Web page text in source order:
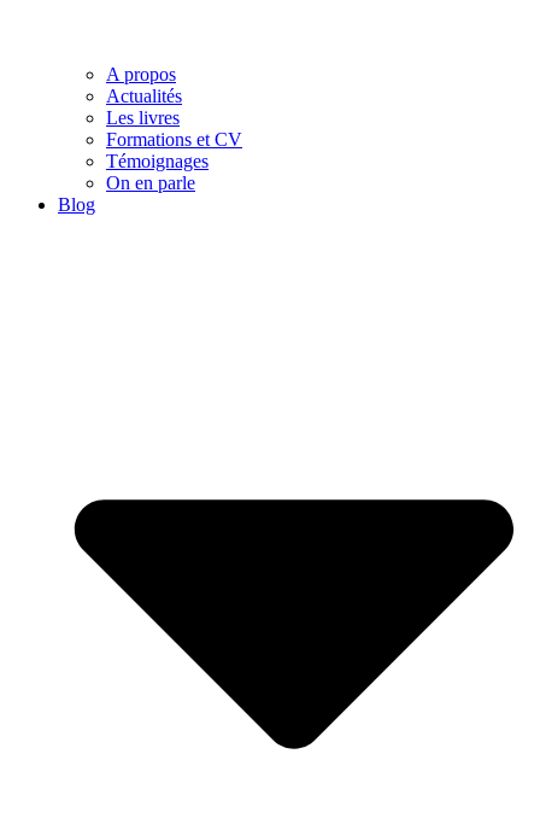
A propos
Actualités
Les livres
Formations et CV
Témoignages
On en parle
Blog